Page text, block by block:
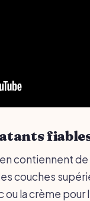
contiennent
couches
la crème pour